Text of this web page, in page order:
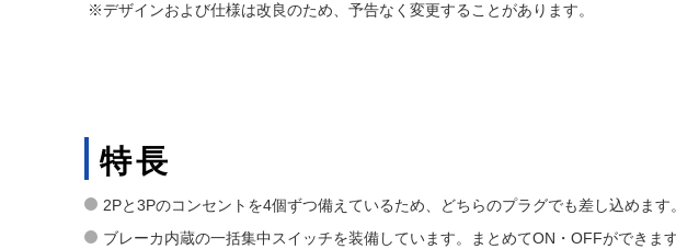
※デザインおよび仕様は改良のため、予告なく変更することがあります。
特長
2Pと3Pのコンセントを4個ずつ備えているため、どちらのプラグでも差し込めます。
ブレーカ内蔵の一括集中スイッチを装備しています。まとめてON・OFFができます